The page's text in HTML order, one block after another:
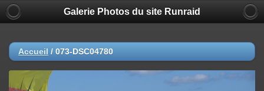
Galerie Photos du site Runraid
Accueil / 073-DSC04780